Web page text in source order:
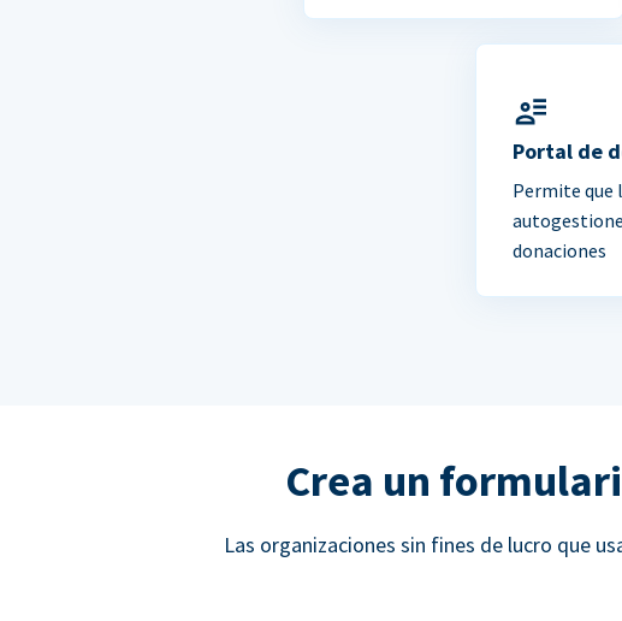
Portal de
Permite que
donaciones
Crea un
Las organizaciones sin fines de lucro que